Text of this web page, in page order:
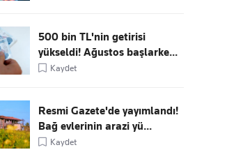
500 bin TL'nin getirisi
yükseldi! Ağustos başlarke...
Kaydet
Resmi Gazete'de yayımlandı!
Bağ evlerinin arazi yü...
Kaydet